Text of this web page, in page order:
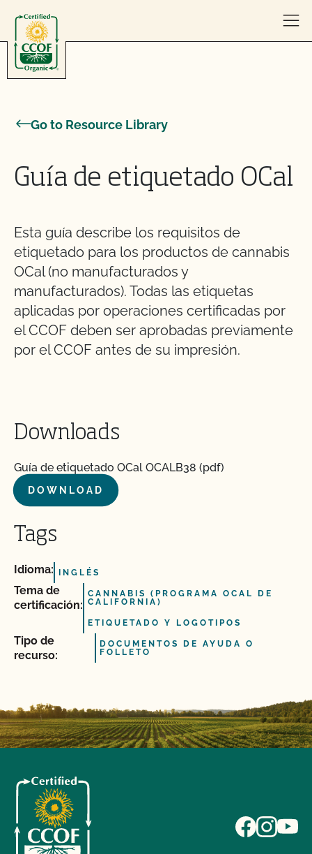
Go to Resource Library
Guía de etiquetado OCal
Esta guía describe los requisitos de
etiquetado para los productos de cannabis
OCal (no manufacturados y
manufacturados). Todas las etiquetas
aplicadas por operaciones certificadas por
el CCOF deben ser aprobadas previamente
por el CCOF antes de su impresión.
Downloads
Guía de etiquetado OCal OCALB38 (pdf)
DOWNLOAD
Tags
Idioma: INGLÉS
Tema de
certificación:
CANNABIS (PROGRAMA OCAL DE
CALIFORNIA)
ETIQUETADO Y LOGOTIPOS
Tipo de
recurso:
DOCUMENTOS DE AYUDA O
FOLLETO